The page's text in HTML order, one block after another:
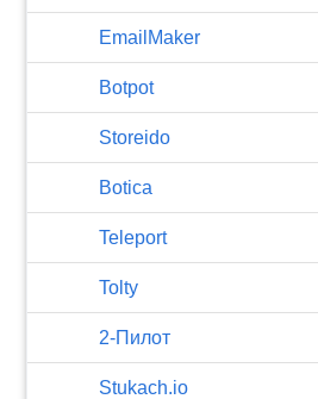
EmailMaker
Botpot
Storeido
Botica
Teleport
Tolty
2-Пилот
Stukach.io